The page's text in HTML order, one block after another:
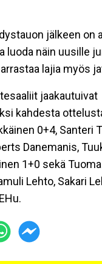
jälkeen on
luoda näin uusille
lajia myös
jaakautuivat
kahdesta
0+4, Santeri
Danemanis,
1+0 sekä
Lehto, Sakari